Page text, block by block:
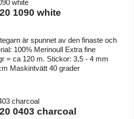
1090 white
är spunnet av den finaste och
100% Merinoull Extra fine
= ca 120 m. Stickor: 3,5 - 4 mm
Maskintvätt 40 grader
0403 charcoal